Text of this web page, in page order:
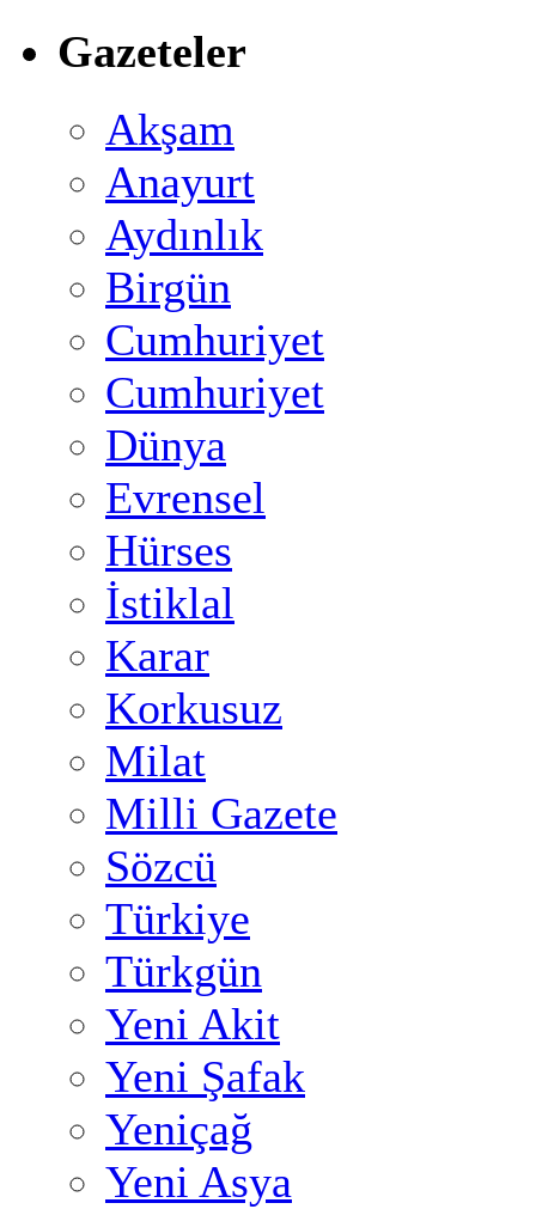
Gazeteler
Akşam
Anayurt
Aydınlık
Birgün
Cumhuriyet
Cumhuriyet
Dünya
Evrensel
Hürses
İstiklal
Karar
Korkusuz
Milat
Milli Gazete
Sözcü
Türkiye
Türkgün
Yeni Akit
Yeni Şafak
Yeniçağ
Yeni Asya